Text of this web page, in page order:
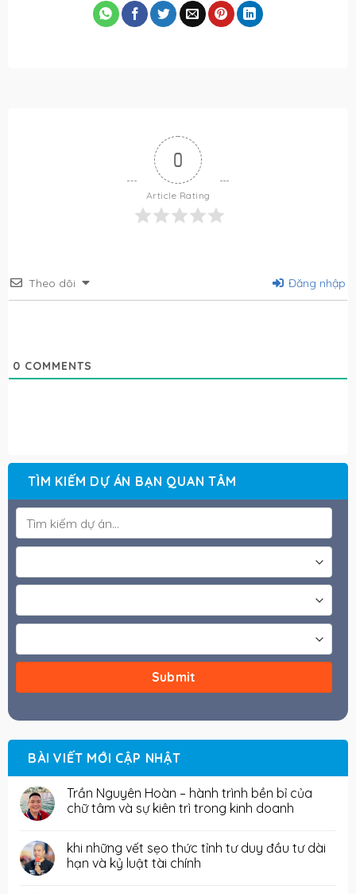
0
Article Rating
Theo dõi Đăng nhập
0 COMMENTS
TÌM KIẾM DỰ ÁN BẠN QUAN TÂM
BÀI VIẾT MỚI CẬP NHẬT
Trần Nguyên Hoàn – hành trình bền bỉ của
chữ tâm và sự kiên trì trong kinh doanh
khi những vết sẹo thức tỉnh tư duy đầu tư dài
hạn và kỷ luật tài chính